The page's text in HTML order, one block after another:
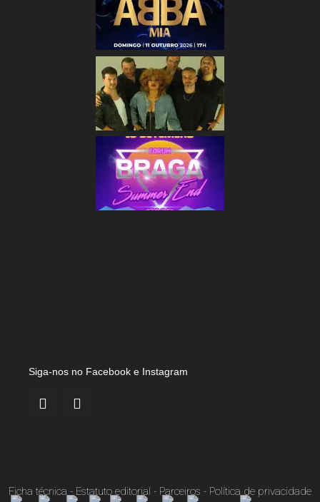
Siga-nos no Facebook e Instagram
Ficha técnica - Estatuto editorial - Parceiros - Política de privacidade